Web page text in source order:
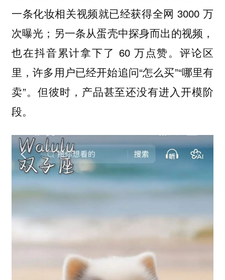
一条化妆相关视频就已经获得全网 3000 万
次曝光；另一条从蛋壳中探身而出的视频，
也在抖音累计拿下了 60 万点赞。评论区
里，许多用户已经开始追问“怎么买”“哪里有
卖”。但彼时，产品甚至还没有进入开模阶
段。